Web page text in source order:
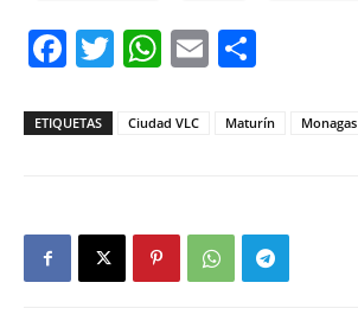
Facebook
Twitter
WhatsApp
Email
ETIQUETAS Ciudad VLC Maturín Monagas